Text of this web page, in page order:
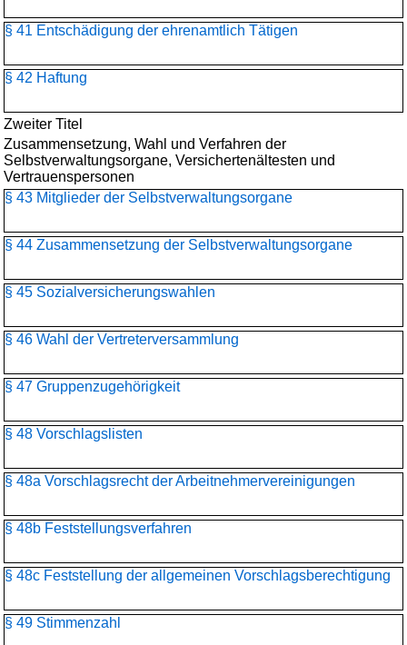
§ 41 Entschädigung der ehrenamtlich Tätigen
§ 42 Haftung
Zweiter Titel
Zusammensetzung, Wahl und Verfahren der
Selbstverwaltungsorgane, Versichertenältesten und
Vertrauenspersonen
§ 43 Mitglieder der Selbstverwaltungsorgane
§ 44 Zusammensetzung der Selbstverwaltungsorgane
§ 45 Sozialversicherungswahlen
§ 46 Wahl der Vertreterversammlung
§ 47 Gruppenzugehörigkeit
§ 48 Vorschlagslisten
§ 48a Vorschlagsrecht der Arbeitnehmervereinigungen
§ 48b Feststellungsverfahren
§ 48c Feststellung der allgemeinen Vorschlagsberechtigung
§ 49 Stimmenzahl